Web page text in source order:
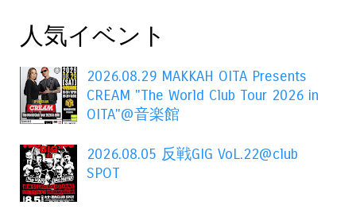
人気イベント
2026.08.29 MAKKAH OITA Presents
CREAM "The World Club Tour 2026 in
OITA"@音楽館
2026.08.05 反戦GIG VoL.22@club
SPOT